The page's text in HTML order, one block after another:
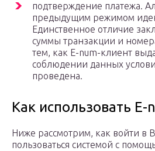
подтверждение платежа.
предыдущим режимом
Единственное отличие
суммы транзакции и
тем, как E-num-клиент
соблюдении данных
проведена.
Как использовать E-
Ниже рассмотрим, как войти в
пользоваться системой с